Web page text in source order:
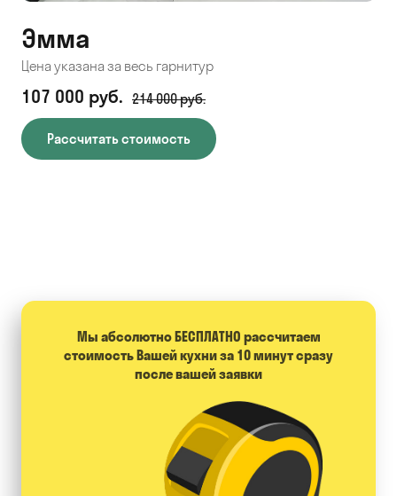
Эмма
Цена указана за весь гарнитур
107 000 руб. 214 000 руб.
Рассчитать стоимость
Мы абсолютно БЕСПЛАТНО расcчитаем
стоимость Вашей кухни за 10 минут сразу
после вашей заявки